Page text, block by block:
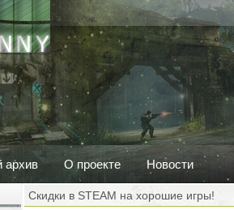
архив О проекте Новости
Скидки в STEAM на хорошие игры!